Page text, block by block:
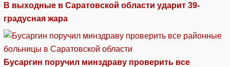
В выходные в Саратовской области ударит 39-
градусная жара
Бусаргин поручил минздраву проверить все